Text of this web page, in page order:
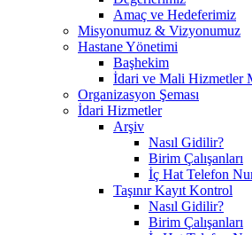
Amaç ve Hedeferimiz
Misyonumuz & Vizyonumuz
Hastane Yönetimi
Başhekim
İdari ve Mali Hizmetler
Organizasyon Şeması
İdari Hizmetler
Arşiv
Nasıl Gidilir?
Birim Çalışanları
İç Hat Telefon
Taşınır Kayıt Kontrol
Nasıl Gidilir?
Birim Çalışanları